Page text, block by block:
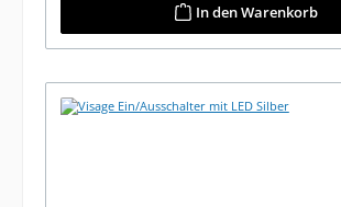
In den Warenkorb